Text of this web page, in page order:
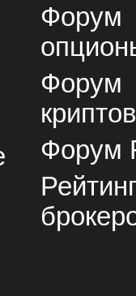
Форум
Форум
Форум